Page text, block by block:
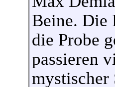
Beine. Die
die Probe
passieren
mystischer